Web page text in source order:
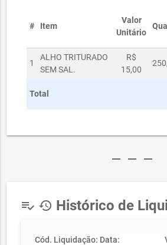
# Item
Valor
Unitário
1
ALHO TRITURADO
SEM SAL.
R$
15,00
Total
remove remove remove
playlist_add_check history Histórico de
Cód. Liquidação: Data: